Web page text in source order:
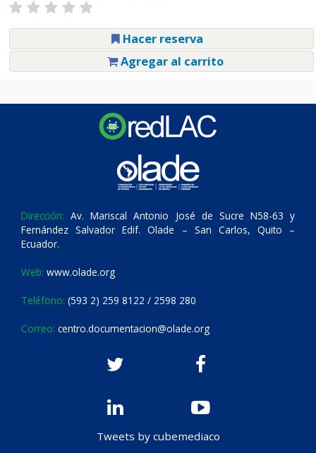
Hacer reserva
Agregar al carrito
Dirección: Av. Mariscal Antonio José de Sucre N58-63 y
Fernández Salvador Edif. Olade – San Carlos, Quito –
Ecuador.
Web: www.olade.org
Teléfono: (593 2) 259 8122 / 2598 280
Correo: centro.documentacion@olade.org
Tweets by cubemediaco